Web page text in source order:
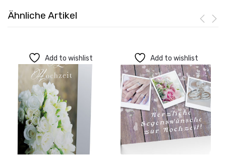
Ähnliche Artikel
Add to wishlist Add to wishlist